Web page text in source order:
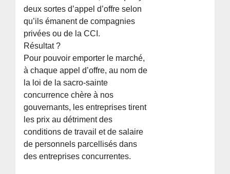
deux sortes d’appel d’offre selon
qu’ils émanent de compagnies
privées ou de la CCI.
Résultat ?
Pour pouvoir emporter le marché,
à chaque appel d’offre, au nom de
la loi de la sacro-sainte
concurrence chère à nos
gouvernants, les entreprises tirent
les prix au détriment des
conditions de travail et de salaire
de personnels parcellisés dans
des entreprises concurrentes.